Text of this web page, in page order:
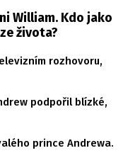
William. Kdo jako
života?
rozhovoru,
podpořil blízké,
prince Andrewa.